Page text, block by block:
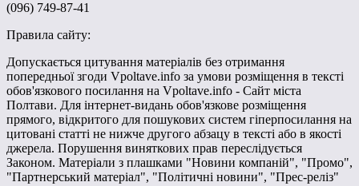
(096) 749-87-41
Правила сайту:
Допускається цитування матеріалів без отримання
попередньої згоди Vpoltave.info за умови розміщення в тексті
обов'язкового посилання на Vpoltave.info - Сайт міста
Полтави. Для інтернет-видань обов'язкове розміщення
прямого, відкритого для пошукових систем гіперпосилання на
цитовані статті не нижче другого абзацу в тексті або в якості
джерела. Порушення виняткових прав переслідується
Законом. Матеріали з плашками "Новини компаній", "Промо",
"Партнерський матеріал", "Політичні новини", "Прес-реліз"